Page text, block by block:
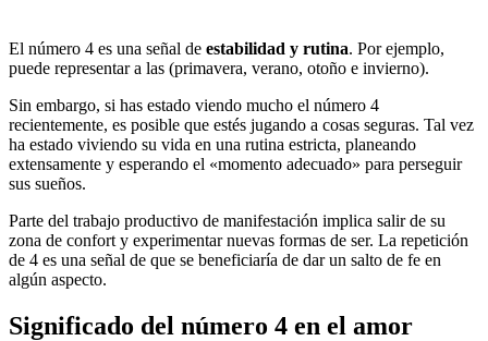
El número 4 es una señal de estabilidad y rutina. Por ejemplo,
puede representar a las (primavera, verano, otoño e invierno).
Sin embargo, si has estado viendo mucho el número 4
recientemente, es posible que estés jugando a cosas seguras. Tal vez
ha estado viviendo su vida en una rutina estricta, planeando
extensamente y esperando el «momento adecuado» para perseguir
sus sueños.
Parte del trabajo productivo de manifestación implica salir de su
zona de confort y experimentar nuevas formas de ser. La repetición
de 4 es una señal de que se beneficiaría de dar un salto de fe en
algún aspecto.
Significado del número 4 en el amor